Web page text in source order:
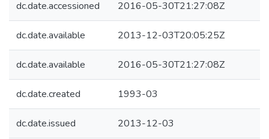
dc.date.accessioned 2016-05-30T21:27:08Z
dc.date.available 2013-12-03T20:05:25Z
dc.date.available 2016-05-30T21:27:08Z
dc.date.created 1993-03
dc.date.issued 2013-12-03